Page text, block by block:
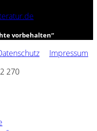
vorbehalten“
Impressum